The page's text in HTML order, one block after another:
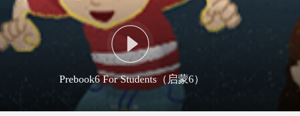
Prebook6 For Students（启蒙6）